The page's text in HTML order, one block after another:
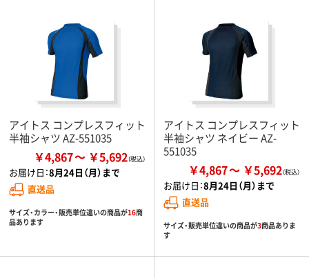
アイトス コンプレスフィット
半袖シャツ AZ-551035
￥4,867 ￥5,692
お届け日：8月24日（月）まで
直送品
サイズ・カラー・販売単位違いの商品が16商
品あります
アイトス コンプレスフィット
半袖シャツ ネイビー AZ-
551035
￥4,867 ￥5,692
お届け日：8月24日（月）まで
直送品
サイズ・販売単位違いの商品が3商品ありま
す